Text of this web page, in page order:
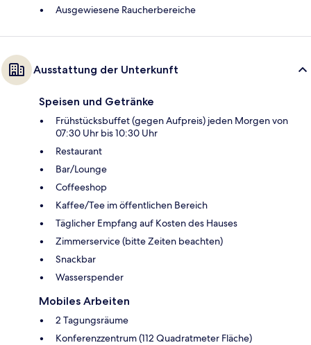
Ausgewiesene Raucherbereiche
Ausstattung der Unterkunft
Speisen und Getränke
Frühstücksbuffet (gegen Aufpreis) jeden Morgen von
07:30 Uhr bis 10:30 Uhr
Restaurant
Bar/Lounge
Coffeeshop
Kaffee/Tee im öffentlichen Bereich
Täglicher Empfang auf Kosten des Hauses
Zimmerservice (bitte Zeiten beachten)
Snackbar
Wasserspender
Mobiles Arbeiten
2 Tagungsräume
Konferenzzentrum (112 Quadratmeter Fläche)